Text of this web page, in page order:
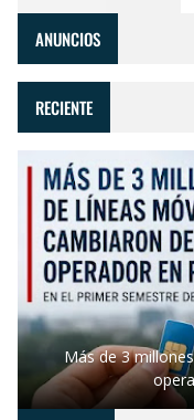
ANUNCIOS
RECIENTE
Más de 3